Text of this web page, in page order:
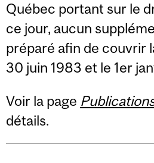
Québec portant sur le
ce jour, aucun
préparé afin de couvrir
30 juin 1983 et le 1er
Voir la page
détails.